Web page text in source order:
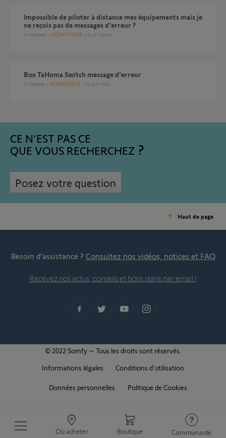
Où acheter Boutique Communauté
Impossible de piloter à distance mes équipements mais je
ne reçois pas de messages d'erreur ?
4 réponses DOMOTIQUE il y a 5 jours
Box TaHoma Switch message d'erreur
1 réponse DOMOTIQUE il y a 2 mois
CE N'EST PAS CE
QUE VOUS RECHERCHEZ
Posez votre question
Haut de page
Besoin d’assistance ? Consultez nos vidéos, notices et FAQ
Recevez nos actus, conseils et bons plans par email !
© 2022 Somfy – Tous les droits sont réservés.
Informations légales
Conditions d'utilisation
Données personnelles Politique de Cookies